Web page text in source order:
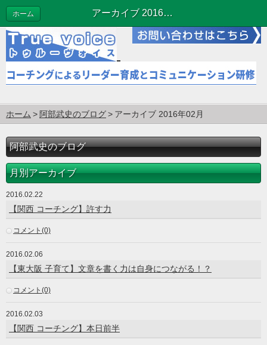
アーカイブ 2016年02月 | 阿部武史のブログ
ホーム
ホーム 阿部武史のブログ アーカイブ 2016年02月
阿部武史のブログ
月別アーカイブ
2016.02.22
【関西 コーチング】許す力
コメント(0)
2016.02.06
【東大阪 子育て】文章を書く力は自身につながる！？
コメント(0)
2016.02.03
【関西 コーチング】本日前半